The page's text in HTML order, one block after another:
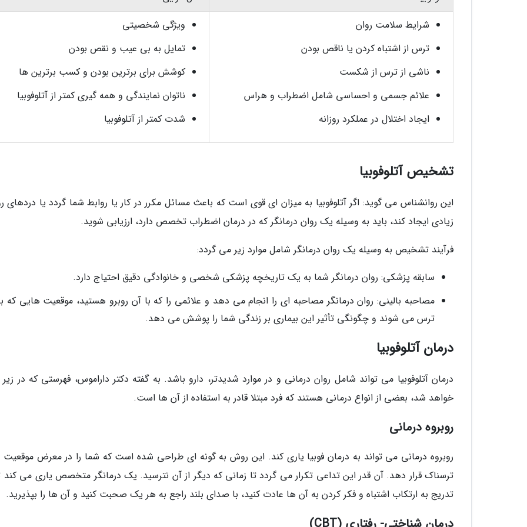
شرایط سلامت روان
ترس از اشتباه کردن یا ناقص بودن
ناشی از ترس از شکست
علائم جسمی و احساسی شامل اضطراب و هراس
ایجاد اختلال در عملکرد روزانه
ویژگی شخصیتی
تمایل به بی عیب و نقص بودن
کوشش برای برترین بودن و کسب برترین ها
ناتوان نمایندگی و همه گیری کمتر از آتلوفوبیا
شدت کمتر از آتلوفوبیا
تشخیص آتلوفوبیا
این روانشناس می گوید: اگر آتلوفوبیا به میزان ای قوی است که باعث مسائل مکرر در کار یا روابط شما گردد یا دردهای
زیادی ایجاد کند، باید به وسیله یک روان درمانگر که در درمان اضطراب تخصص دارد، ارزیابی شوید.
فرآیند تشخیص به وسیله یک روان درمانگر شامل موارد زیر می گردد:
سابقه پزشکی: روان درمانگر شما به یک تاریخچه پزشکی شخصی و خانوادگی دقیق احتیاج دارد.
مصاحبه بالینی: روان درمانگر مصاحبه ای را انجام می دهد و علائمی را که با آن روبرو هستید، موقعیت هایی که
ترس می شوند و چگونگی تأثیر این بیماری بر زندگی شما را پوشش می دهد.
درمان آتلوفوبیا
درمان آتلوفوبیا می تواند شامل روان درمانی و در موارد شدیدتر، دارو باشد. به گفته دکتر داراموس، فهرستی که در زیر
خواهد شد، بعضی از انواع درمانی هستند که فرد مبتلا قادر به استفاده از آن ها است.
روبروه درمانی
روبروه درمانی می تواند به درمان فوبیا یاری کند. این روش به گونه ای طراحی شده است که شما را در معرض
ترسناک قرار دهد. آن قدر این تداعی تکرار می گردد تا زمانی که دیگر از آن نترسید. یک درمانگر متخصص یاری می کند
تدریج به ارتکاب اشتباه و فکر کردن به آن ها عادت کنید، با صدای بلند راجع به هر یک صحبت کنید و آن ها را بپذیرید.